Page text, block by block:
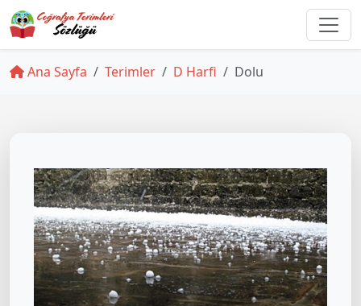
Ana Sayfa Terimler D Harfi Dolu